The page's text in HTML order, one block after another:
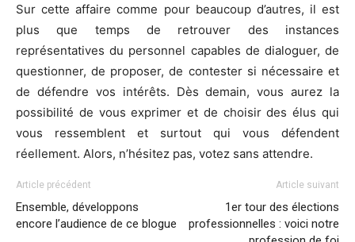
Sur cette affaire comme pour beaucoup d’autres, il est
plus que temps de retrouver des instances
représentatives du personnel capables de dialoguer, de
questionner, de proposer, de contester si nécessaire et
de défendre vos intérêts. Dès demain, vous aurez la
possibilité de vous exprimer et de choisir des élus qui
vous ressemblent et surtout qui vous défendent
réellement. Alors, n’hésitez pas, votez sans attendre.
Article précédent
Ensemble, développons
encore l’audience de ce blogue
Article suivant
1er tour des élections
professionnelles : voici notre